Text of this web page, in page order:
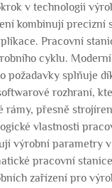
v technologii
kombinují
Pracovní
cyklu.
splňuje
rozhraní,
přesně
vlastnosti
výrobní parametry
pracovní
zařízení pro